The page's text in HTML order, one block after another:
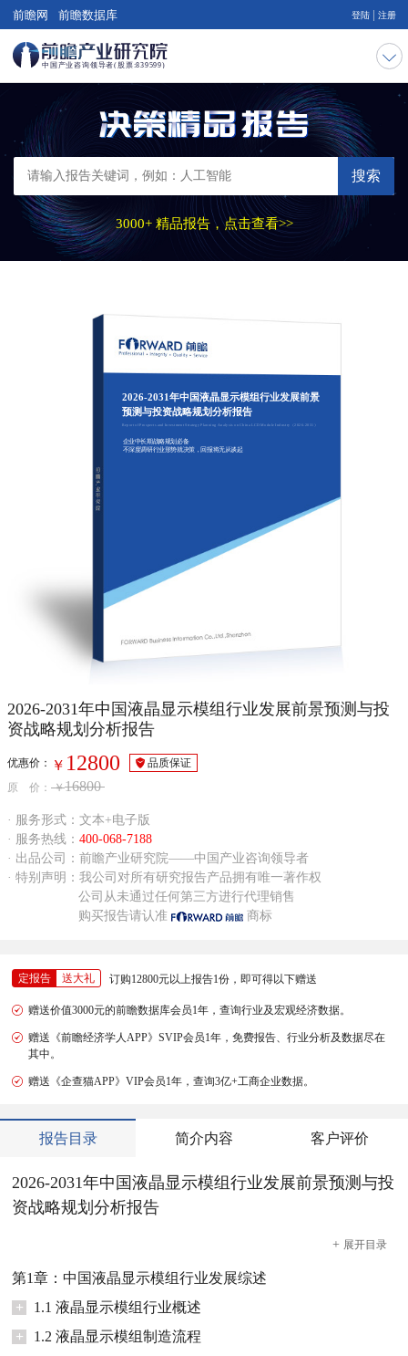
前瞻网 前瞻数据库 登陆 注册
搜索
3000+ 精品报告，点击查看>>
2026-2031年中国液晶显示模组行业发展前景
预测与投资战略规划分析报告
Report of Prospects and Investment Strategy Planning Analysis on China LCD Module Industry（2026-2031）
企业中长期战略规划必备
不深度调研行业形势就决策，回报将无从谈起
2026-2031年中国液晶显示模组行业发展前景预测与投
资战略规划分析报告
优惠价： ￥ 12800
品质保证
原 价： ￥16800
· 服务形式：文本+电子版
· 服务热线： 400-068-7188
· 出品公司：前瞻产业研究院——中国产业咨询领导者
· 特别声明：我公司对所有研究报告产品拥有唯一著作权
公司从未通过任何第三方进行代理销售
购买报告请认准
商标
定报告 送大礼 订购12800元以上报告1份，即可得以下赠送
赠送价值3000元的前瞻数据库会员1年，查询行业及宏观经济数据。
赠送《前瞻经济学人APP》SVIP会员1年，免费报告、行业分析及数据尽在
其中。
赠送《企查猫APP》VIP会员1年，查询3亿+工商企业数据。
报告目录 简介内容 客户评价
2026-2031年中国液晶显示模组行业发展前景预测与投
资战略规划分析报告
+ 展开目录
第1章：中国液晶显示模组行业发展综述
+
1.1 液晶显示模组行业概述
+
1.2 液晶显示模组制造流程